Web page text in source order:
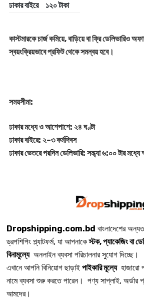
ঢাকার বাইরে
১২০ টাকা
কাস্টমারকে চার্জ কমিয়ে, বাড়িয়ে বা ফ্রি ডেলিভারিও
স্বয়ংক্রিয়ভাবে প্রফিট থেকে সমন্বয় হবে।
সময়সীমা:
ঢাকার মধ্যে ও আশেপাশে: ২৪ ঘণ্টা
ঢাকার বাইরে: ২–৩ কর্মদিবস
ঢাকার ভেতরে পরদিন ডেলিভারি: সন্ধ্যা ৬:০০ টার মধ্যে
Dropshipping.com.bd বাংলাদেশের
ড্রপশিপিং প্ল্যাটফর্ম, যা আপনাকেস্টক, প্যাকেজিং বা
বিনামূল্যেঅনলাইন ব্যবসা পরিচালনার সুযোগ দিচ্ছে।
এখানে আপনি বিনিয়োগ ছাড়াই পাইকারি মূল্যেহাজারো
নামে ব্যবসা শুরু করতে পারেন। পণ্য সাপ্লাই, অর্ডার
আমদের।